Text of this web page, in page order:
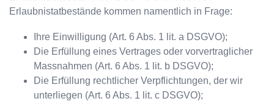
Erlaubnistatbestände kommen namentlich in Frage:
Ihre Einwilligung (Art. 6 Abs. 1 lit. a DSGVO);
Die Erfüllung eines Vertrages oder vorvertraglicher
Massnahmen (Art. 6 Abs. 1 lit. b DSGVO);
Die Erfüllung rechtlicher Verpflichtungen, der wir
unterliegen (Art. 6 Abs. 1 lit. c DSGVO);